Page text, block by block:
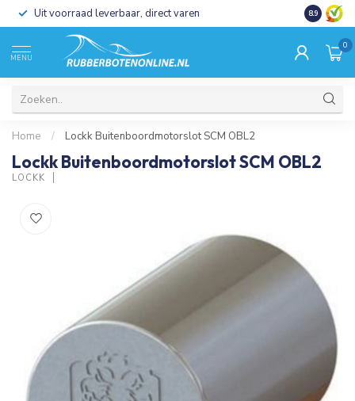
Uit voorraad leverbaar, direct varen Al 15 jaar
8.9
MENU
0
Home / Lockk Buitenboordmotorslot SCM OBL2
Lockk Buitenboordmotorslot SCM OBL2
LOCKK